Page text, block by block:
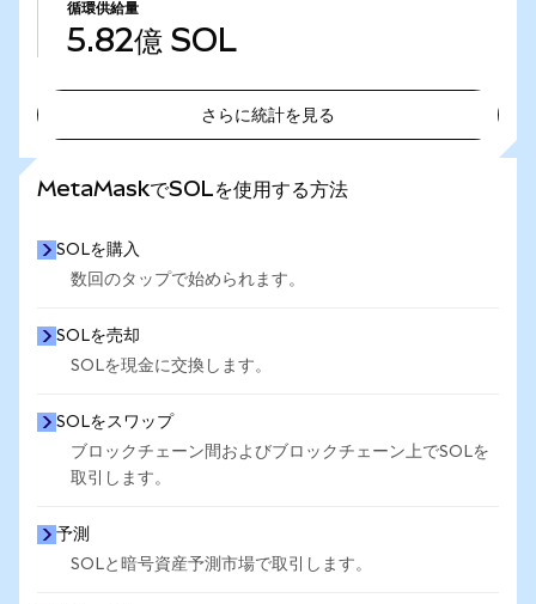
循環供給量
5.82億 SOL
さらに統計を見る
MetaMaskでSOLを使用する方法
SOLを購入
数回のタップで始められます。
SOLを売却
SOLを現金に交換します。
SOLをスワップ
ブロックチェーン間およびブロックチェーン上でSOLを
取引します。
予測
SOLと暗号資産予測市場で取引します。